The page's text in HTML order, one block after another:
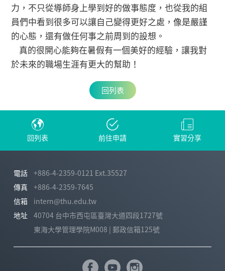
力，不只從導師身上學到好的做事態度，也從我的組
員們中看到很多可以讓自己變得更好之處，像是嚴謹
的心態，還有做任何事之前周到的設想。
真的很開心能夠在暑假有一個美好的經驗，讓我對
於未來的職場生涯有更大的幫助！
回列表
回列表 前往申請 實習分享
電話
+886-4-2359-0121 Ext.35527
傳真
+886-4-2359-7645
信箱
intern@thu.edu.tw
地址
40704 台中市西屯區臺灣大道四段1727號
東海大學管理學院M008 | 郵政信箱125號